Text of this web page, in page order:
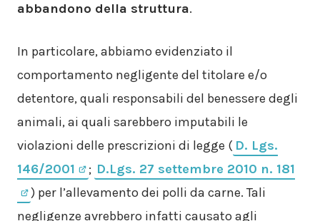
abbandono della struttura.
In particolare, abbiamo evidenziato il
comportamento negligente del titolare e/o
detentore, quali responsabili del benessere degli
animali, ai quali sarebbero imputabili le
violazioni delle prescrizioni di legge ( D. Lgs.
146/2001
; D.Lgs. 27 settembre 2010 n. 181
) per l’allevamento dei polli da carne. Tali
negligenze avrebbero infatti causato agli